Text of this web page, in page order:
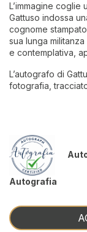
L’immagine coglie
Gattuso indossa
cognome
sua lunga
e contemplativa,
L’autografo di
fotografia,
Autografia